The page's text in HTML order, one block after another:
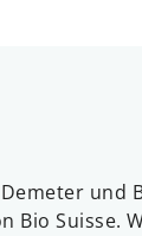
und
Bio Suisse.